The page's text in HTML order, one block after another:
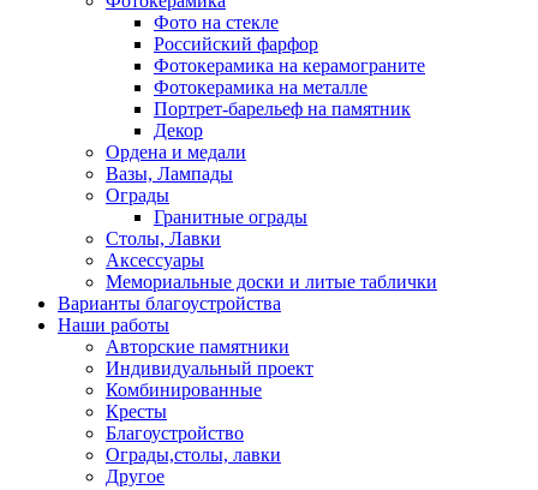
Фото на стекле
Российский фарфор
Фотокерамика на керамограните
Фотокерамика на металле
Портрет-барельеф на памятник
Декор
Ордена и медали
Вазы, Лампады
Ограды
Гранитные ограды
Столы, Лавки
Аксессуары
Мемориальные доски и литые таблички
Варианты благоустройства
Наши работы
Авторские памятники
Индивидуальный проект
Комбинированные
Кресты
Благоустройство
Ограды,столы, лавки
Другое